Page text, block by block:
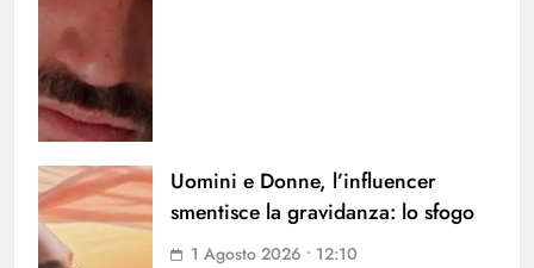
Uomini e Donne, l’influencer
smentisce la gravidanza: lo sfogo
1 Agosto 2026 • 12:10